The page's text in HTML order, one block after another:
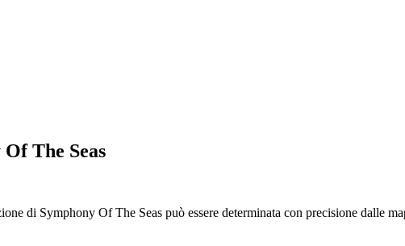
The Seas
di Symphony Of The Seas può essere determinata con precisione dalle